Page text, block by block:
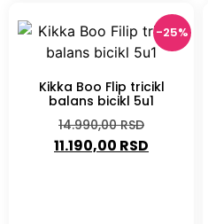
-25%
Kikka Boo Flip tricikl
balans bicikl 5u1
14.990,00RSD
11.190,00 RSD